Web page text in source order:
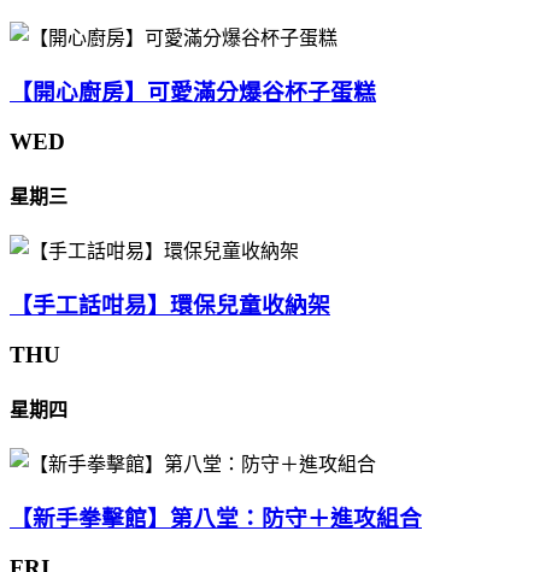
【開心廚房】可愛滿分爆谷杯子蛋糕
WED
星期三
【手工話咁易】環保兒童收納架
THU
星期四
【新手拳擊館】第八堂：防守＋進攻組合